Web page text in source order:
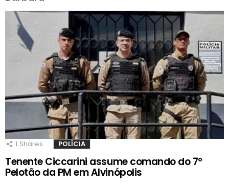
1 Shares POLÍCIA
Tenente Ciccarini assume comando do 7º
Pelotão da PM em Alvinópolis